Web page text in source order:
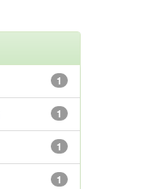
1
1
1
1